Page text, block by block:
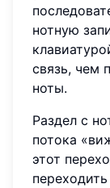
нотную
связь, чем
ноты.
Раздел с
потока
этот